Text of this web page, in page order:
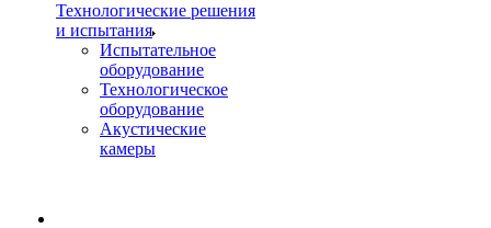
Технологические решения
и испытания
Испытательное
оборудование
Технологическое
оборудование
Акустические
камеры